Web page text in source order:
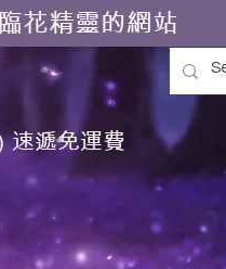
花精靈的網站
速遞免運費